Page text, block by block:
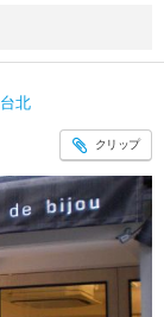
台北
クリップ